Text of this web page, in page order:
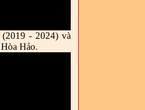
19 - 2024) và
Hảo.